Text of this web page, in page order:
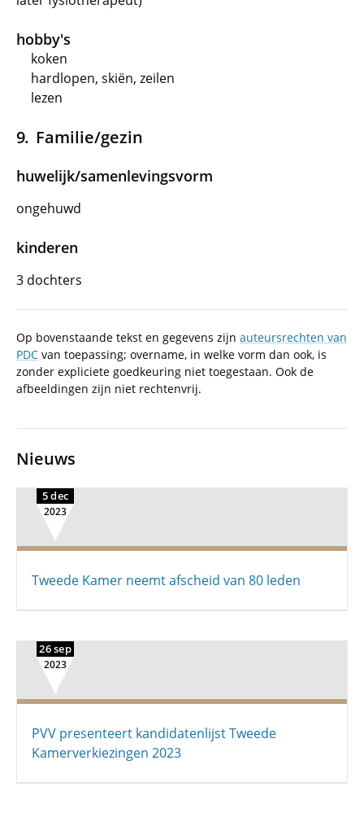
hobby's
koken
hardlopen, skiën, zeilen
lezen
Familie/gezin
huwelijk/samenlevingsvorm
ongehuwd
kinderen
3 dochters
Op bovenstaande tekst en gegevens zijn auteursrechten van
PDC van toepassing; overname, in welke vorm dan ook, is
zonder expliciete goedkeuring niet toegestaan. Ook de
afbeeldingen zijn niet rechtenvrij.
Nieuws
5 dec
2023
Tweede Kamer neemt afscheid van 80 leden
26 sep
2023
PVV presenteert kandidatenlijst Tweede
Kamerverkiezingen 2023